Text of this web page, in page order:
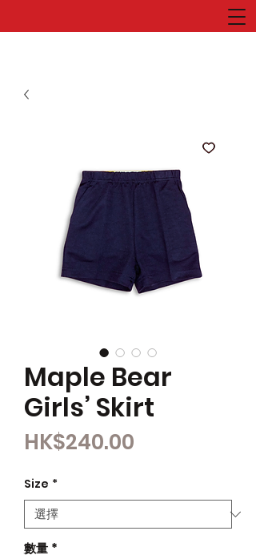
Maple Bear
Girls’ Skirt
HK$240.00
Size *
數量 *